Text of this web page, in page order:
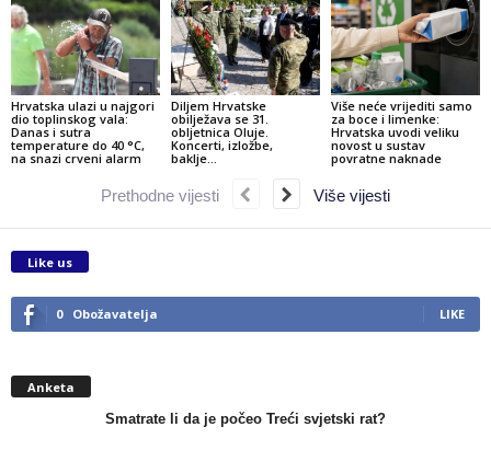
Hrvatska ulazi u najgori
dio toplinskog vala:
Danas i sutra
temperature do 40 °C,
na snazi crveni alarm
Diljem Hrvatske
obilježava se 31.
obljetnica Oluje.
Koncerti, izložbe,
baklje…
Više neće vrijediti samo
za boce i limenke:
Hrvatska uvodi veliku
novost u sustav
povratne naknade
Prethodne vijesti Više vijesti
Like us
0 Obožavatelja LIKE
Anketa
Smatrate li da je počeo Treći svjetski rat?